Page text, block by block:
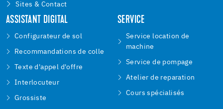
Sites & Contact
ASSISTANT DIGITAL
Configurateur de sol
Recommandations de colle
Texte d'appel d'offre
Interlocuteur
Grossiste
SERVICE
Service location de
machine
Service de pompage
Atelier de reparation
Cours spécialisés